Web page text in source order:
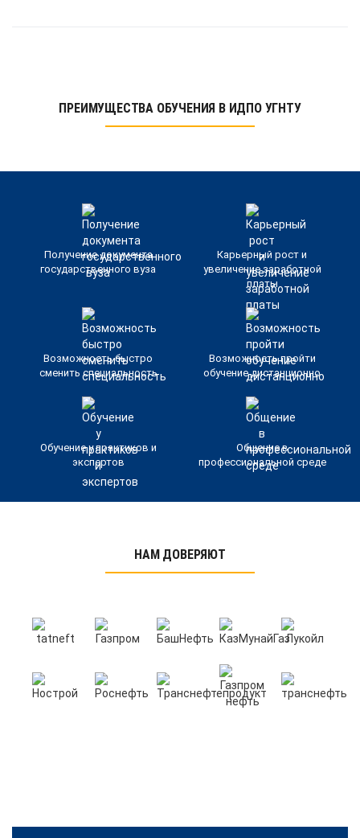
ПРЕИМУЩЕСТВА ОБУЧЕНИЯ В ИДПО УГНТУ
Получение документа
государственного вуза
Карьерный рост и
увеличение заработной
платы
Возможность быстро
сменить специальность
Возможность пройти
обучение дистанционно
Обучение у практиков и
экспертов
Общение в
профессиональной среде
НАМ ДОВЕРЯЮТ